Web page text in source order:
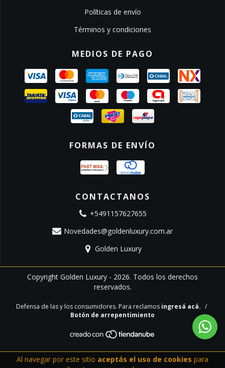
Al navegar por este sitio aceptás el uso de cookies para
Políticas de envío
Términos y condiciones
MEDIOS DE PAGO
FORMAS DE ENVÍO
CONTACTANOS
+5491157627655
Novedades@goldenluxury.com.ar
Golden Luxury
Copyright Golden Luxury - 2026. Todos los derechos
reservados.
Defensa de las y los consumidores. Para reclamos ingresá acá. /
Botón de arrepentimiento